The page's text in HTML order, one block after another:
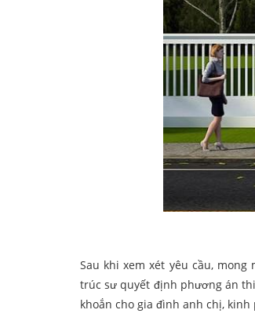
Sau khi xem xét yêu cầu,
trúc sư quyết định phương án
khoắn cho gia đình anh chị,